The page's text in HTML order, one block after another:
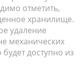
отметить,
хранилище.
удаление
механических
доступно из